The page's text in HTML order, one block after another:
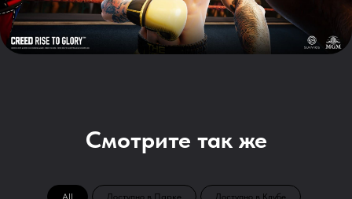
Смотрите так же
All Доступно в Парке Доступно в Клубе